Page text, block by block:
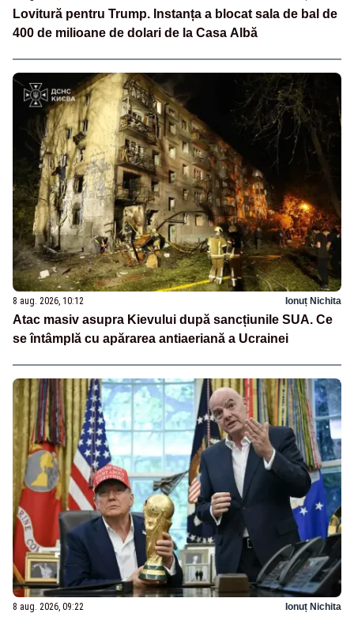
Lovitură pentru Trump. Instanța a blocat sala de bal de
400 de milioane de dolari de la Casa Albă
8 aug. 2026, 10:12 Ionuț Nichita
Atac masiv asupra Kievului după sancțiunile SUA. Ce
se întâmplă cu apărarea antiaeriană a Ucrainei
8 aug. 2026, 09:22 Ionuț Nichita